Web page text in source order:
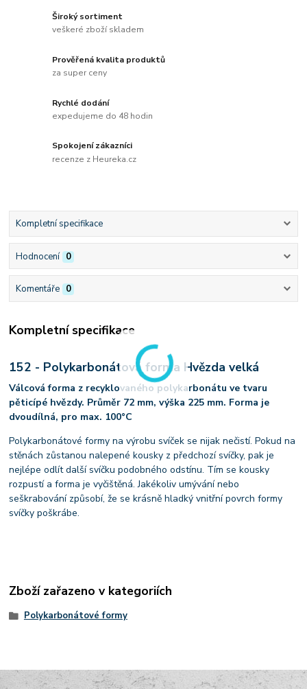
Široký sortiment
veškeré zboží skladem
Prověřená kvalita produktů
za super ceny
Rychlé dodání
expedujeme do 48 hodin
Spokojení zákazníci
recenze z Heureka.cz
Kompletní specifikace
Hodnocení 0
Komentáře 0
Kompletní specifikace
152 - Polykarbonátová forma Hvězda velká
Válcová forma z recyklovaného polykarbonátu ve tvaru
pěticípé hvězdy. Průměr 72 mm, výška 225 mm. Forma je
dvoudílná, pro max. 100°C
Polykarbonátové formy na výrobu svíček se nijak nečistí. Pokud na
stěnách zůstanou nalepené kousky z předchozí svíčky, pak je
nejlépe odlít další svíčku podobného odstínu. Tím se kousky
rozpustí a forma je vyčištěná. Jakékoliv umývání nebo
seškrabování způsobí, že se krásně hladký vnitřní povrch formy
svíčky poškrábe.
Zboží zařazeno v kategoriích
Polykarbonátové formy